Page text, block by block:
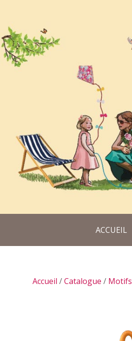
ACCUEIL
Accueil /Catalogue / Motifs